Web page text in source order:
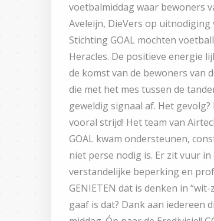
voetbalmiddag waar bewoners
Aveleijn, DieVers op uitnodiging
Stichting GOAL mochten
Heracles. De positieve energie
de komst van de bewoners van
die met het mes tussen de
geweldig signaal af. Het
vooral strijd! Het team van
GOAL kwam ondersteunen,
niet perse nodig is. Er zit vuur
verstandelijke beperking en
GENIETEN dat is denken in
gaaf is dat? Dank aan iedereen